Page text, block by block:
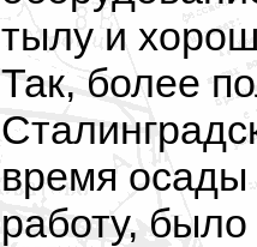
тылу и
Так, более
время осады
работу,